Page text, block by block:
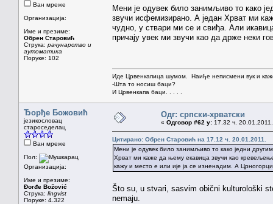
Ван мреже
Организација:
Име и презиме:
Обрен Старовић
Струка: рачунарство и
аутоматика
Поруке: 102
Мени је одувек било занимљиво то како
звучи исфемизирано. А један Хрват ми
чудно, у ствари ми се и свиђа. Али
причају увек ми звучи као да држе неки
Иде Црвенкапица шумом. Наиђе неписмени вук и
-Шта то носиш баци?
И Црвенкапа баци. . . . .
Ђорђе Божовић
језикословац
староседелац
Ван мреже
Пол:
Организација:
Име и презиме:
Đorđe Božović
Струка: lingvist
Поруке: 4.322
Одг: српски-хрватски
« Одговор #62 у: 17.32 ч.
Цитирано: Обрен Старовић на 17.12 ч. 20.01.2011.
Мени је одувек било занимљиво то како једни
Хрват ми каже да њему екавица звучи као
кажу и место е или ије ја се изненадим. А
Što su, u stvari, sasvim obični kulturološki
nemaju.